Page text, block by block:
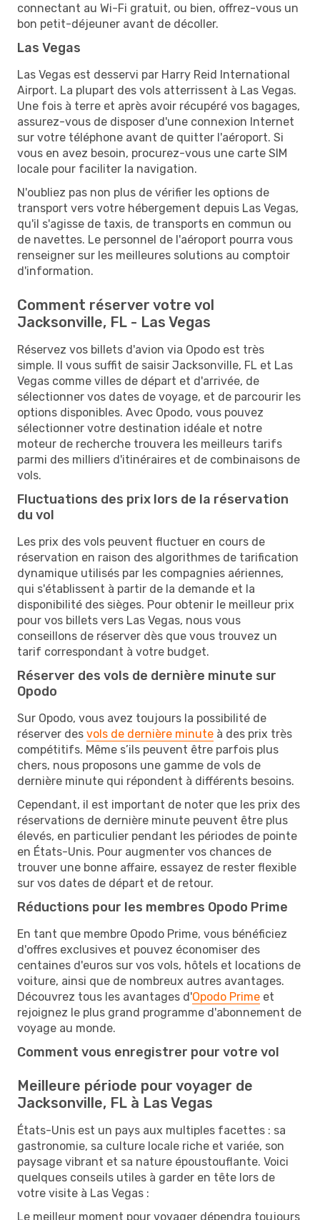
connectant au Wi-Fi gratuit, ou bien, offrez-vous un
bon petit-déjeuner avant de décoller.
Las Vegas
Las Vegas est desservi par Harry Reid International
Airport. La plupart des vols atterrissent à Las Vegas.
Une fois à terre et après avoir récupéré vos bagages,
assurez-vous de disposer d'une connexion Internet
sur votre téléphone avant de quitter l'aéroport. Si
vous en avez besoin, procurez-vous une carte SIM
locale pour faciliter la navigation.
N'oubliez pas non plus de vérifier les options de
transport vers votre hébergement depuis Las Vegas,
qu'il s'agisse de taxis, de transports en commun ou
de navettes. Le personnel de l'aéroport pourra vous
renseigner sur les meilleures solutions au comptoir
d'information.
Comment réserver votre vol
Jacksonville, FL - Las Vegas
Réservez vos billets d'avion via Opodo est très
simple. Il vous suffit de saisir Jacksonville, FL et Las
Vegas comme villes de départ et d'arrivée, de
sélectionner vos dates de voyage, et de parcourir les
options disponibles. Avec Opodo, vous pouvez
sélectionner votre destination idéale et notre
moteur de recherche trouvera les meilleurs tarifs
parmi des milliers d'itinéraires et de combinaisons de
vols.
Fluctuations des prix lors de la réservation
du vol
Les prix des vols peuvent fluctuer en cours de
réservation en raison des algorithmes de tarification
dynamique utilisés par les compagnies aériennes,
qui s'établissent à partir de la demande et la
disponibilité des sièges. Pour obtenir le meilleur prix
pour vos billets vers Las Vegas, nous vous
conseillons de réserver dès que vous trouvez un
tarif correspondant à votre budget.
Réserver des vols de dernière minute sur
Opodo
Sur Opodo, vous avez toujours la possibilité de
réserver des vols de dernière minute à des prix très
compétitifs. Même s’ils peuvent être parfois plus
chers, nous proposons une gamme de vols de
dernière minute qui répondent à différents besoins.
Cependant, il est important de noter que les prix des
réservations de dernière minute peuvent être plus
élevés, en particulier pendant les périodes de pointe
en États-Unis. Pour augmenter vos chances de
trouver une bonne affaire, essayez de rester flexible
sur vos dates de départ et de retour.
Réductions pour les membres Opodo Prime
En tant que membre Opodo Prime, vous bénéficiez
d'offres exclusives et pouvez économiser des
centaines d'euros sur vos vols, hôtels et locations de
voiture, ainsi que de nombreux autres avantages.
Découvrez tous les avantages d'Opodo Prime et
rejoignez le plus grand programme d'abonnement de
voyage au monde.
Comment vous enregistrer pour votre vol
Meilleure période pour voyager de
Jacksonville, FL à Las Vegas
États-Unis est un pays aux multiples facettes : sa
gastronomie, sa culture locale riche et variée, son
paysage vibrant et sa nature époustouflante. Voici
quelques conseils utiles à garder en tête lors de
votre visite à Las Vegas :
Le meilleur moment pour voyager dépendra toujours